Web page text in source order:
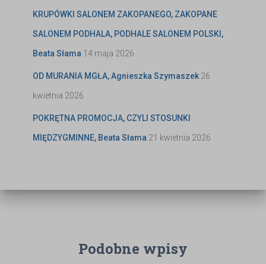
KRUPÓWKI SALONEM ZAKOPANEGO, ZAKOPANE
SALONEM PODHALA, PODHALE SALONEM POLSKI,
Beata Słama 14 maja 2026
OD MURANIA MGŁA, Agnieszka Szymaszek 26
kwietnia 2026
POKRĘTNA PROMOCJA, CZYLI STOSUNKI
MIĘDZYGMINNE, Beata Słama 21 kwietnia 2026
Podobne wpisy